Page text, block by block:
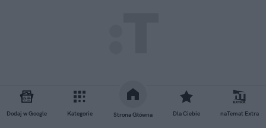
Dodaj w Google Kategorie Strona Główna Dla Ciebie naTemat Extra